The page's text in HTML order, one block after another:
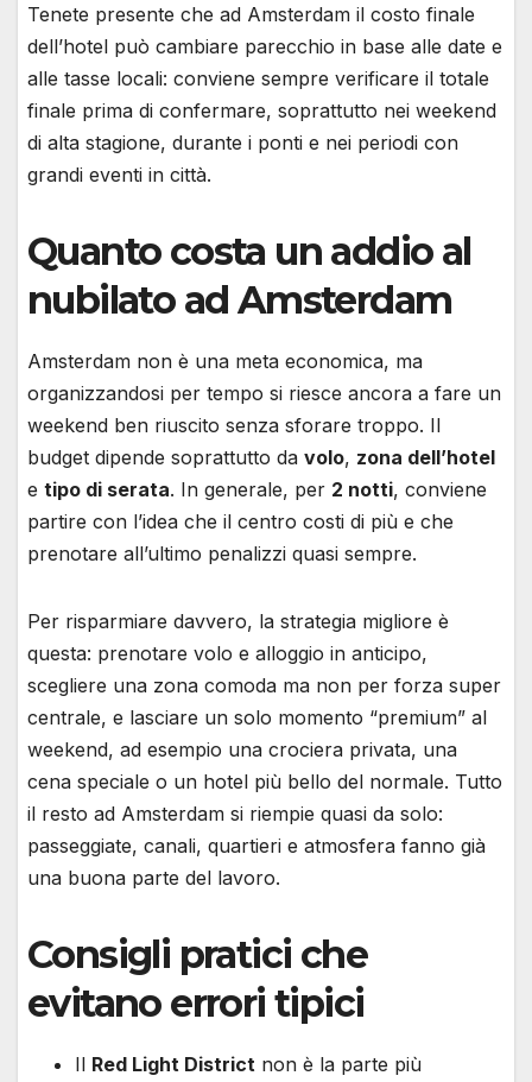
Tenete presente che ad Amsterdam il costo finale
dell’hotel può cambiare parecchio in base alle date e
alle tasse locali: conviene sempre verificare il totale
finale prima di confermare, soprattutto nei weekend
di alta stagione, durante i ponti e nei periodi con
grandi eventi in città.
Quanto costa un addio al
nubilato ad Amsterdam
Amsterdam non è una meta economica, ma
organizzandosi per tempo si riesce ancora a fare un
weekend ben riuscito senza sforare troppo. Il
budget dipende soprattutto da volo, zona dell’hotel
e tipo di serata. In generale, per 2 notti, conviene
partire con l’idea che il centro costi di più e che
prenotare all’ultimo penalizzi quasi sempre.
Per risparmiare davvero, la strategia migliore è
questa: prenotare volo e alloggio in anticipo,
scegliere una zona comoda ma non per forza super
centrale, e lasciare un solo momento “premium” al
weekend, ad esempio una crociera privata, una
cena speciale o un hotel più bello del normale. Tutto
il resto ad Amsterdam si riempie quasi da solo:
passeggiate, canali, quartieri e atmosfera fanno già
una buona parte del lavoro.
Consigli pratici che
evitano errori tipici
Il Red Light District non è la parte più